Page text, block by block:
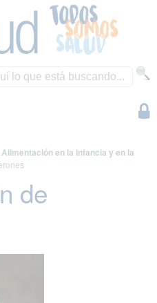
Alimentación en la infancia y en la
de